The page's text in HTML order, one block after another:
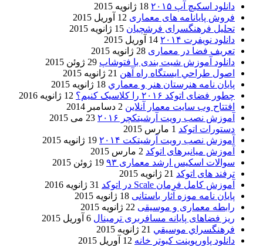
دانلود اسکیچ آپ ۲۰۱۵
18 ژانویه 2015
فروش پایانامه های معماری 12 آوریل 2015
تحلیل فرهنگسرای فرشچیان 15 ژانویه 2015
دانلود نویفرت ۲۰۱۴
14 آوریل 2015
تعریف فضا در معماری 28 ژانویه 2015
دانلود آموزش شیت بندی با فتوشاپ 29 ژوئن 2015
اصول طراحي ایستگاه راه آهن 21 ژانویه 2015
پایان نامه هنرستان هنر و معماري 18 ژانویه 2015
چطور فضای اتوکد ۲۰۱۶ را کلاسیک کنیم؟
12 ژانویه 2016
افتتاح وب سایت معمار آنلاین 2 دسامبر 2014
آموزش نصب رویت آرشیتکچر ۲۰۱۶
23 می 2015
دستورات اتوکد 1 مارس 2015
آموزش نصب رویت آرشیتکت ۲۰۱۴
19 ژانویه 2015
آموزش میانبرهای اتوکد 2 مارس 2015
سوالات اسکیس ارشد معماری ۹۳
19 ژوئن 2015
ترفند های اتوکد 21 ژانویه 2015
آموزش کامل فرمان Scale در اتوکد
31 ژانویه 2016
پایان نامه موزه آثار باستانی 18 ژانویه 2015
رابطه معماری و موسیقی 22 ژانویه 2015
ریز فضاهای پایانه مسافربری ترمینال 6 آوریل 2015
فرهنگسراي موسيقي 21 ژانویه 2015
دانلود پاورپوینت کبوتر خانه 12 آوریل 2015